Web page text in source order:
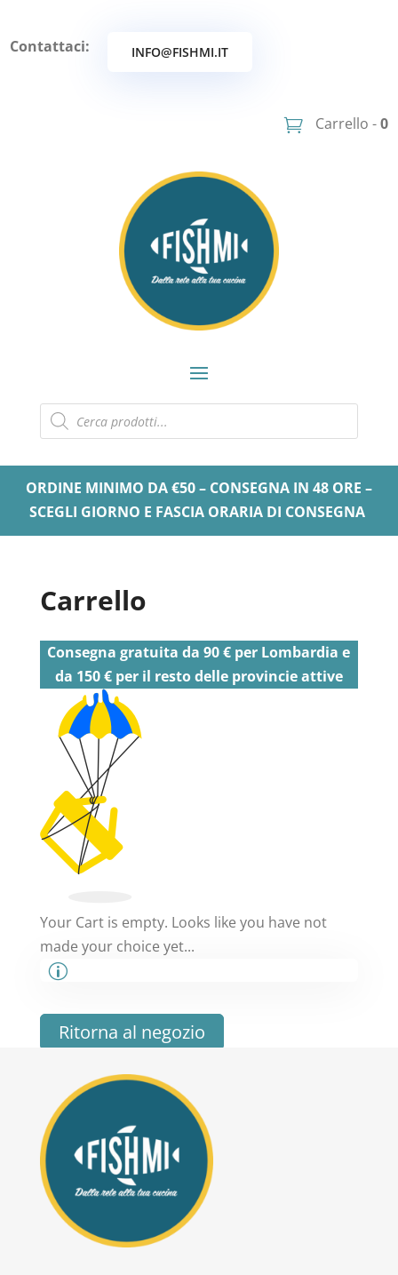
Contattaci: INFO@FISHMI.IT
Carrello -0
Products
search
ORDINE MINIMO DA €50 – CONSEGNA IN 48 ORE –
SCEGLI GIORNO E FASCIA ORARIA DI CONSEGNA
Carrello
Consegna gratuita da 90 € per Lombardia e
da 150 € per il resto delle provincie attive
Your Cart is empty. Looks like you have not
made your choice yet...
Ritorna al negozio